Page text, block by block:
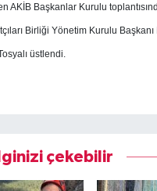
AKİB Başkanlar Kurulu
Birliği Yönetim Kurulu
üstlendi.
çekebilir